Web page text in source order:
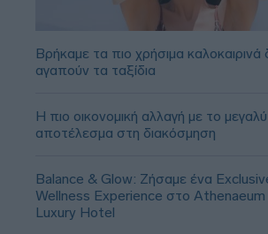
Βρήκαμε τα πιο χρήσιμα
αγαπούν τα ταξίδια
Η πιο οικονομική αλλαγή με το
αποτέλεσμα στη διακόσμηση
Balance & Glow: Ζήσαμε ένα
Wellness Experience στο Athenaeum
Luxury Hotel